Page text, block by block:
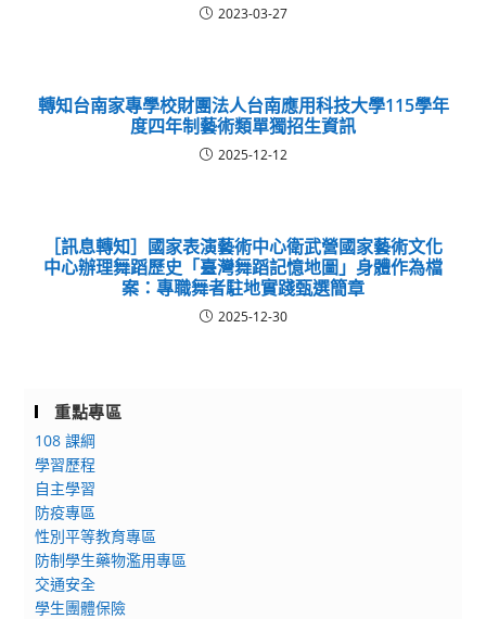
2023-03-27
轉知台南家專學校財團法人台南應用科技大學115學年
度四年制藝術類單獨招生資訊
2025-12-12
［訊息轉知］國家表演藝術中心衛武營國家藝術文化
中心辦理舞蹈歷史「臺灣舞蹈記憶地圖」身體作為檔
案：專職舞者駐地實踐甄選簡章
2025-12-30
重點專區
108 課綱
學習歷程
自主學習
防疫專區
性別平等教育專區
防制學生藥物濫用專區
交通安全
學生團體保險